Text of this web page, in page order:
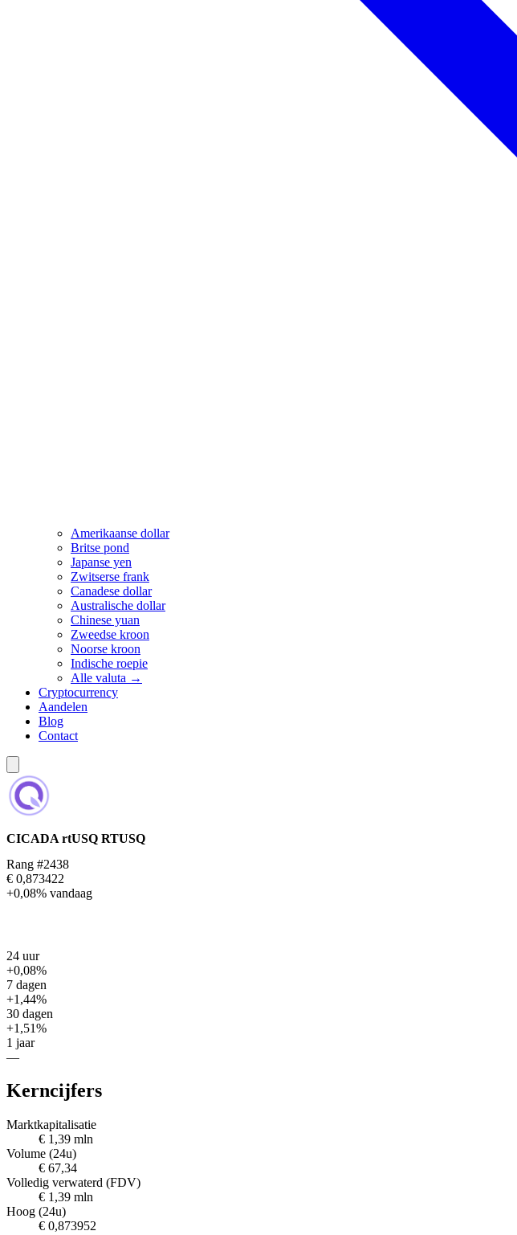
Amerikaanse dollar
Britse pond
Japanse yen
Zwitserse frank
Canadese dollar
Australische dollar
Chinese yuan
Zweedse kroon
Noorse kroon
Indische roepie
Alle valuta →
Cryptocurrency
Aandelen
Blog
Contact
CICADA rtUSQ RTUSQ
Rang #2438
€ 0,873422
+0,08% vandaag
24 uur
+0,08%
7 dagen
+1,44%
30 dagen
+1,51%
1 jaar
—
Kerncijfers
Marktkapitalisatie
€ 1,39 mln
Volume (24u)
€ 67,34
Volledig verwaterd (FDV)
€ 1,39 mln
Hoog (24u)
€ 0,873952